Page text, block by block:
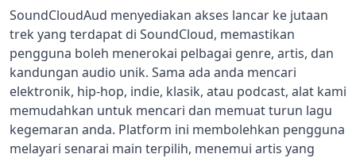
SoundCloudAud menyediakan akses lancar ke jutaan
trek yang terdapat di SoundCloud, memastikan
pengguna boleh menerokai pelbagai genre, artis, dan
kandungan audio unik. Sama ada anda mencari
elektronik, hip-hop, indie, klasik, atau podcast, alat kami
memudahkan untuk mencari dan memuat turun lagu
kegemaran anda. Platform ini membolehkan pengguna
melayari senarai main terpilih, menemui artis yang